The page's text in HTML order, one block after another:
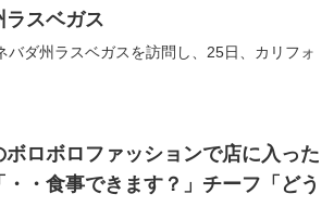
スベガス
ダ州ラスベガスを訪問し、25日、カリフォ
ボロボロファッションで店に入った
・食事できます？」チーフ「どう